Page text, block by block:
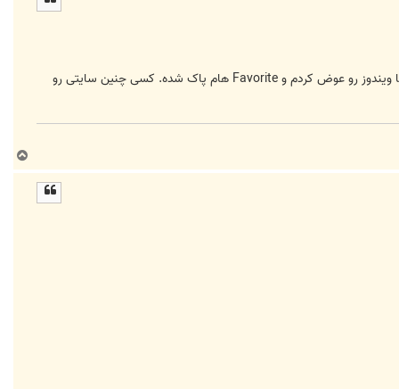
چند وقت یش در حین وب گردی به سایتی برخوردم که فقط با نام خانوادگی لیست شماره های 118 رو برای هر شهر میداد. اما ویندوز رو عوض کردم و Favorite هام پاک شده. کسی چنین سایتی رو
ا